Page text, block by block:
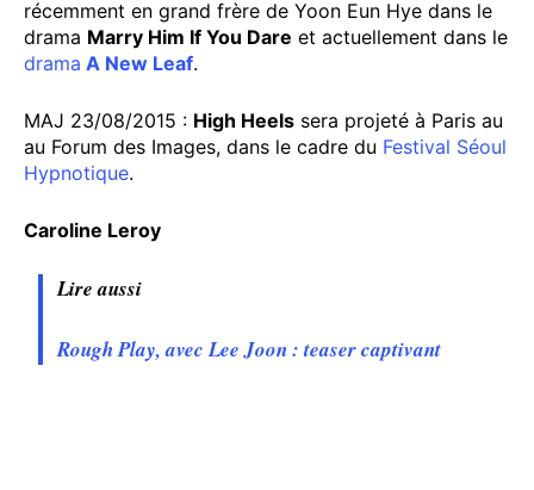
récemment en grand frère de Yoon Eun Hye dans le
drama Marry Him If You Dare et actuellement dans le
drama A New Leaf.
MAJ 23/08/2015 : High Heels sera projeté à Paris au
au Forum des Images, dans le cadre du Festival Séoul
Hypnotique.
Caroline Leroy
Lire aussi
Rough Play, avec Lee Joon : teaser captivant